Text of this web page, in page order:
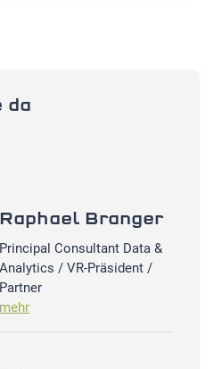
da
Raphael Branger
Principal Consultant Data &
Analytics / VR-Präsident /
Partner
mehr